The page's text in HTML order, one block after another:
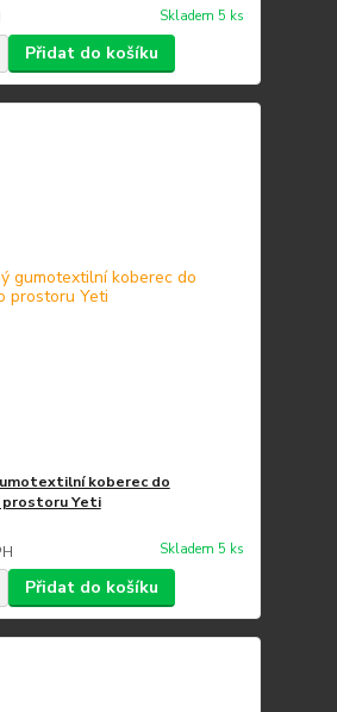
Skladem 5 ks
Přidat do košíku
koberec do
prostoru Yeti
Skladem 5 ks
Přidat do košíku